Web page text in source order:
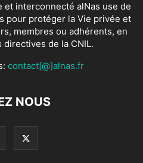
et interconnecté alNas use de
pour protéger la Vie privée et
membres ou adhérents, en
directives de la CNIL.
contact[@]alnas.fr
NOUS